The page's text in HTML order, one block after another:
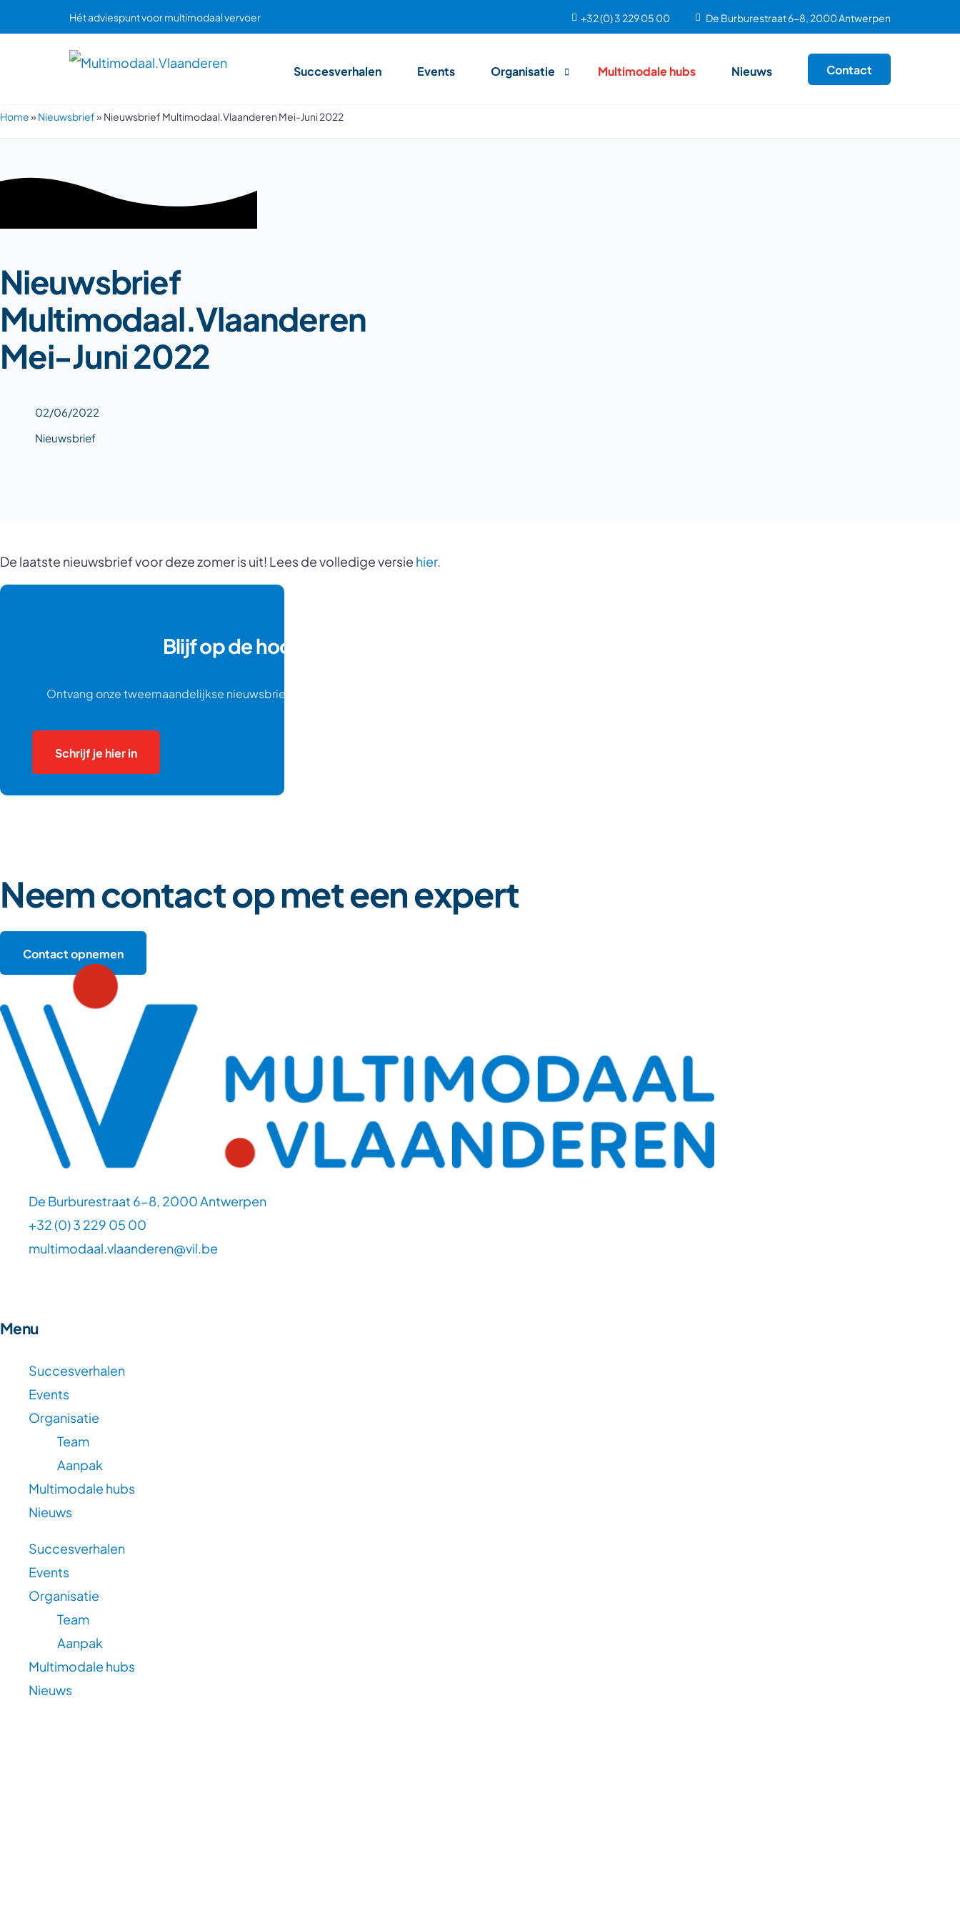
Hét adviespunt voor multimodaal vervoer +32 (0) 3 229 05 00 De Burburestraat 6-8, 2000 Antwerpen
Succesverhalen Events Organisatie Multimodale hubs Nieuws Contact
Home»Nieuwsbrief»Nieuwsbrief Multimodaal.Vlaanderen Mei-Juni 2022
Nieuwsbrief
Multimodaal.Vlaanderen
Mei-Juni 2022
02/06/2022
Nieuwsbrief
De laatste nieuwsbrief voor deze zomer is uit! Lees de volledige versiehier.
Blijf op de hoogte
Ontvang onze tweemaandelijkse nieuwsbrief en uitnodigingen op events
Schrijf je hier in
Neem contact op met een expert
Contact opnemen
De Burburestraat 6-8, 2000 Antwerpen
+32 (0) 3 229 05 00
multimodaal.vlaanderen@vil.be
Menu
Succesverhalen
Events
Organisatie
Team
Aanpak
Multimodale hubs
Nieuws
Succesverhalen
Events
Organisatie
Team
Aanpak
Multimodale hubs
Nieuws